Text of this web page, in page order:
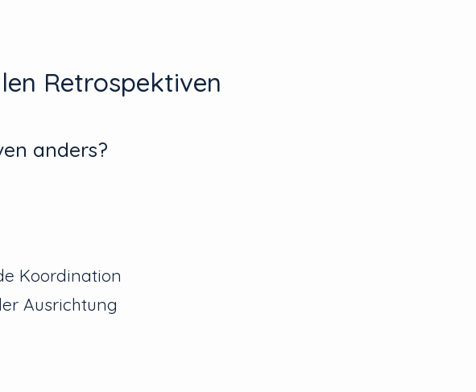
Retrospektiven
anders?
Koordination
Ausrichtung